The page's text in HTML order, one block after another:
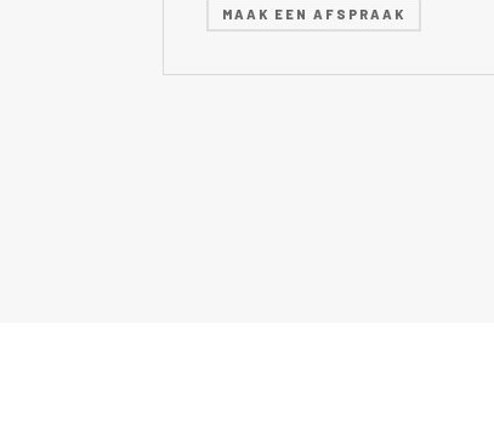
MAAK EEN AFSPRAAK